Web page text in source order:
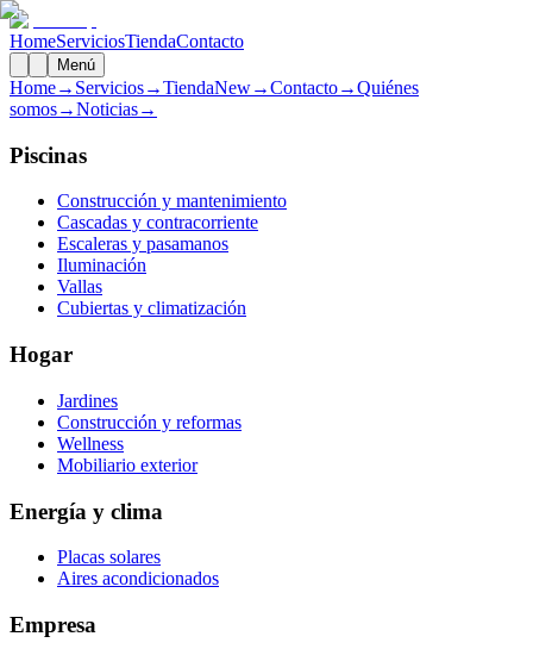
HomeServiciosTiendaContacto
Menú
Home→ Servicios→TiendaNew→Contacto→Quiénes
somos→Noticias→
Piscinas
Construcción y mantenimiento
Cascadas y contracorriente
Escaleras y pasamanos
Iluminación
Vallas
Cubiertas y climatización
Hogar
Jardines
Construcción y reformas
Wellness
Mobiliario exterior
Energía y clima
Placas solares
Aires acondicionados
Empresa